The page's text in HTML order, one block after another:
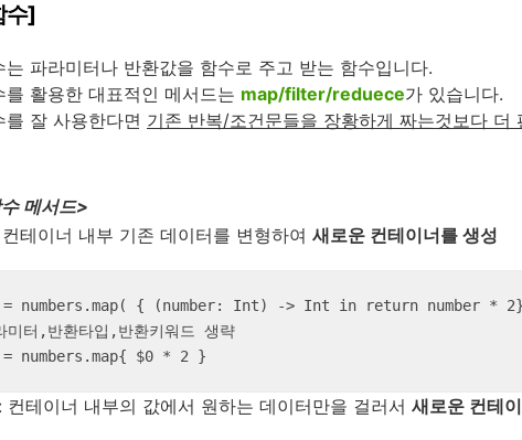
수]
는 파라미터나 반환값을 함수로 주고 받는 함수입니다.
를 활용한 대표적인 메서드는 map/filter/reduece가 있습니다.
를 잘 사용한다면 기존 반복/조건문들을 장황하게 짜는것보다 더
메서드>
테이너 내부 기존 데이터를 변형하여 새로운 컨테이너를 생성
= numbers.map( { (number: Int) -> Int in return number *
미터,반환타입,반환키워드 생략
numbers.map{ $0 * 2 }
테이너 내부의 값에서 원하는 데이터만을 걸러서 새로운 컨테